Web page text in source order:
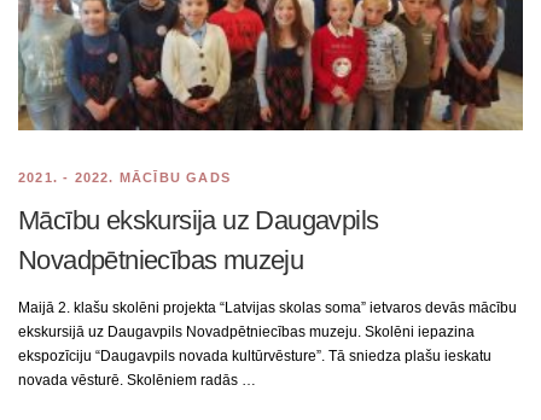
2021. - 2022. MĀCĪBU GADS
Mācību ekskursija uz Daugavpils
Novadpētniecības muzeju
Maijā 2. klašu skolēni projekta “Latvijas skolas soma” ietvaros devās mācību
ekskursijā uz Daugavpils Novadpētniecības muzeju. Skolēni iepazina
ekspozīciju “Daugavpils novada kultūrvēsture”. Tā sniedza plašu ieskatu
novada vēsturē. Skolēniem radās …